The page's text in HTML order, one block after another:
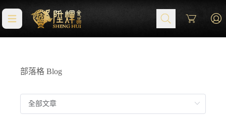
Cart
部落格 Blog